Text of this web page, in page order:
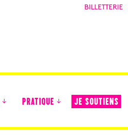
BILLETTERIE
PRATIQUE JE SOUTIENS